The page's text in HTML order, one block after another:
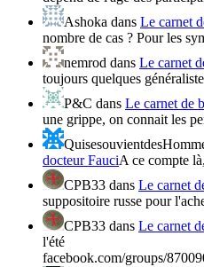
Ashoka dans Le carnet
nombre de cas ? Pour les
nemrod dans Le carnet
toujours quelques
P&C dans Le carnet de
une grippe, on connait les
docteur FauciA ce compte
CPB33 dans Le carnet
suppositoire russe pour
CPB33 dans Le carnet
l'été
facebook.com/groups/